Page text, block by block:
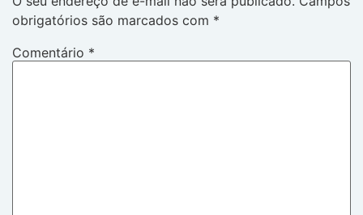
obrigatórios são marcados com *
Comentário *